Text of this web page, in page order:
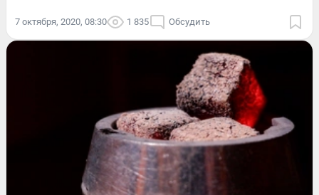
7 октября, 2020, 08:30 1 835 Обсудить